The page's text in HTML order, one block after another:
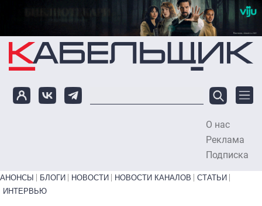
Перейти к основному содержанию
О нас
Реклама
Подписка
Primary links bottom
АНОНСЫ БЛОГИ НОВОСТИ НОВОСТИ КАНАЛОВ
СТАТЬИ
ИНТЕРВЬЮ